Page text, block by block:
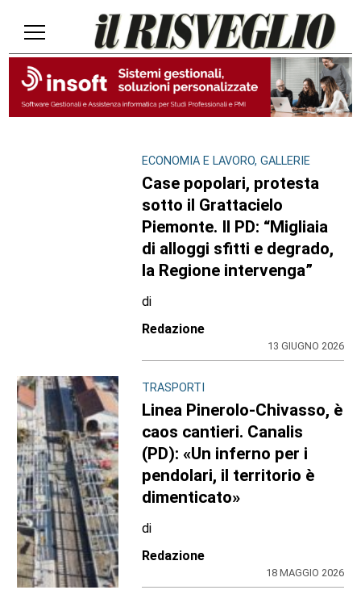
ECONOMIA E LAVORO, GALLERIE
Case popolari, protesta
sotto il Grattacielo
Piemonte. Il PD: “Migliaia
di alloggi sfitti e degrado,
la Regione intervenga”
di
Redazione
13 GIUGNO 2026
TRASPORTI
Linea Pinerolo-Chivasso, è
caos cantieri. Canalis
(PD): «Un inferno per i
pendolari, il territorio è
dimenticato»
di
Redazione
18 MAGGIO 2026